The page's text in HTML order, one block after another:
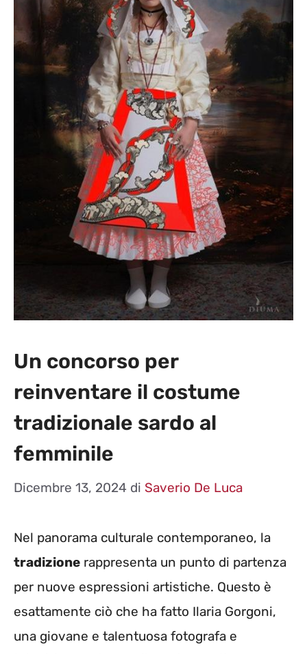
Un concorso per
reinventare il costume
tradizionale sardo al
femminile
Dicembre 13, 2024 di Saverio De Luca
Nel panorama culturale contemporaneo, la
tradizione rappresenta un punto di partenza
per nuove espressioni artistiche. Questo è
esattamente ciò che ha fatto Ilaria Gorgoni,
una giovane e talentuosa fotografa e